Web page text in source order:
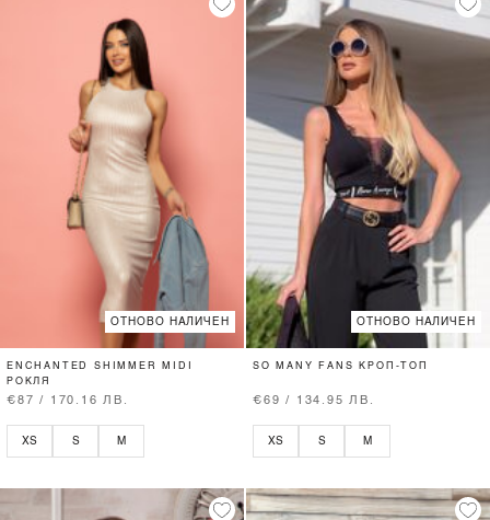
ОТНОВО НАЛИЧЕН
ENCHANTED SHIMMER MIDI
РОКЛЯ
€87 / 170.16 ЛВ.
XS S M
ОТНОВО НАЛИЧЕН
SO MANY FANS КРОП-ТОП
€69 / 134.95 ЛВ.
XS S M